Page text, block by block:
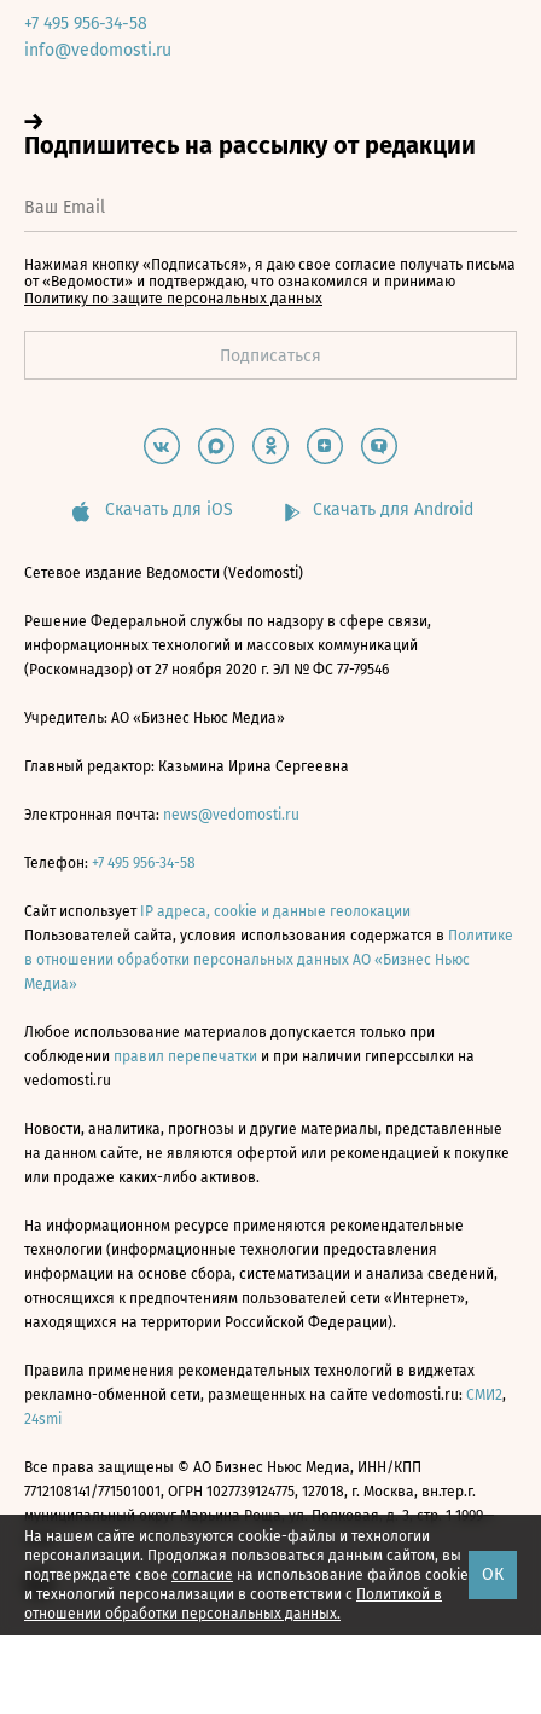
На нашем сайте используются cookie-файлы и технологии
персонализации. Продолжая пользоваться данным сайтом, вы
подтверждаете свое согласие на использование файлов cookie
и технологий персонализации в соответствии с Политикой в
отношении обработки персональных данных.
ОК
+7 495 956-34-58
info@vedomosti.ru
Нажимая кнопку «Подписаться», я даю свое согласие получать письма
от «Ведомости» и подтверждаю, что ознакомился и принимаю
Политику по защите персональных данных
Скачать для iOS Скачать для Android
Сетевое издание Ведомости (Vedomosti)
Решение Федеральной службы по надзору в сфере связи,
информационных технологий и массовых коммуникаций
(Роскомнадзор) от 27 ноября 2020 г. ЭЛ № ФС 77-79546
Учредитель: АО «Бизнес Ньюс Медиа»
Главный редактор: Казьмина Ирина Сергеевна
Электронная почта: news@vedomosti.ru
Телефон: +7 495 956-34-58
Сайт использует IP адреса, cookie и данные геолокации
Пользователей сайта, условия использования содержатся в Политике
в отношении обработки персональных данных АО «Бизнес Ньюс
Медиа»
Любое использование материалов допускается только при
соблюдении правил перепечатки и при наличии гиперссылки на
vedomosti.ru
Новости, аналитика, прогнозы и другие материалы, представленные
на данном сайте, не являются офертой или рекомендацией к покупке
или продаже каких-либо активов.
На информационном ресурсе применяются рекомендательные
технологии (информационные технологии предоставления
информации на основе сбора, систематизации и анализа сведений,
относящихся к предпочтениям пользователей сети «Интернет»,
находящихся на территории Российской Федерации).
Правила применения рекомендательных технологий в виджетах
рекламно-обменной сети, размещенных на сайте vedomosti.ru: СМИ2,
24smi
Все права защищены © АО Бизнес Ньюс Медиа, ИНН/КПП
7712108141/771501001, ОГРН 1027739124775, 127018, г. Москва, вн.тер.г.
муниципальный округ Марьина Роща, ул. Полковая, д. 3, стр. 1 1999—
2026